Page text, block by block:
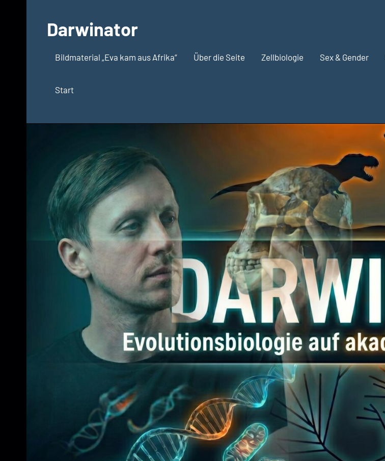
springenDarwinator
Evolutionsbiologie
Bildmaterial „Eva kam aus Afrika“ Über die Seite Zellbiologie Sex & Gender
Start